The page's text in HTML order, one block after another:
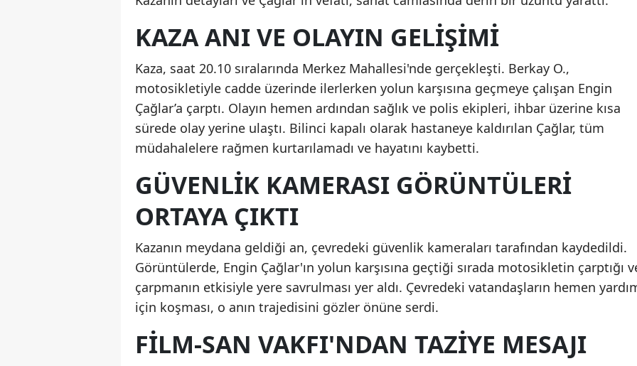
KAZA ANI VE OLAYIN GELIŞIMI
Kaza, saat 20.10 sıralarında Merkez Mahallesi'nde gerçekleşti. Berkay O.,
motosikletiyle cadde üzerinde ilerlerken yolun karşısına geçmeye çalışan Engin
Çağlar’a çarptı. Olayın hemen ardından sağlık ve polis ekipleri, ihbar üzerine kısa
sürede olay yerine ulaştı. Bilinci kapalı olarak hastaneye kaldırılan Çağlar, tüm
müdahalelere rağmen kurtarılamadı ve hayatını kaybetti.
GÜVENLIK KAMERASI GÖRÜNTÜLERI
ORTAYA ÇIKTI
Kazanın meydana geldiği an, çevredeki güvenlik kameraları tarafından kaydedildi.
Görüntülerde, Engin Çağlar'ın yolun karşısına geçtiği sırada motosikletin çarptığı
çarpmanın etkisiyle yere savrulması yer aldı. Çevredeki vatandaşların hemen
için koşması, o anın trajedisini gözler önüne serdi.
FILM-SAN VAKFI'NDAN TAZIYE MESAJI